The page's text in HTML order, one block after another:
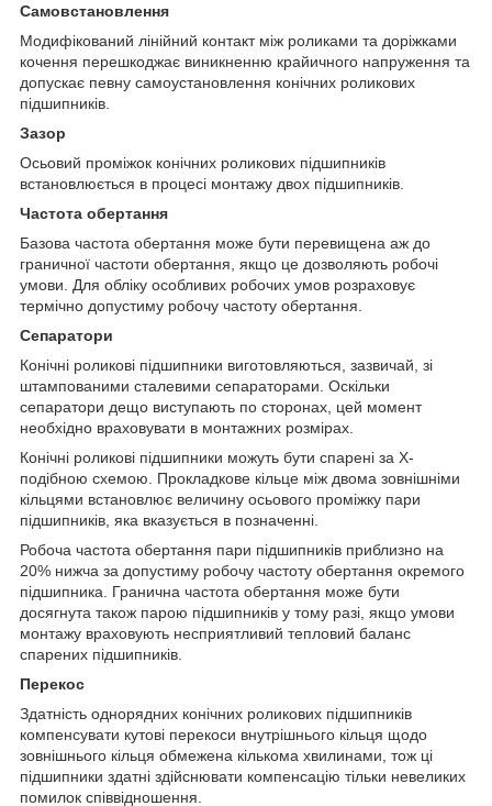
Самовстановлення
Модифікований лінійний контакт між роликами та доріжками
кочення перешкоджає виникненню крайичного напруження та
допускає певну самоустановлення конічних роликових
підшипників.
Зазор
Осьовий проміжок конічних роликових підшипників
встановлюється в процесі монтажу двох підшипників.
Частота обертання
Базова частота обертання може бути перевищена аж до
граничної частоти обертання, якщо це дозволяють робочі
умови. Для обліку особливих робочих умов розраховує
термічно допустиму робочу частоту обертання.
Сепаратори
Конічні роликові підшипники виготовляються, зазвичай, зі
штампованими сталевими сепараторами. Оскільки
сепаратори дещо виступають по сторонах, цей момент
необхідно враховувати в монтажних розмірах.
Конічні роликові підшипники можуть бути спарені за Х-
подібною схемою. Прокладкове кільце між двома зовнішніми
кільцями встановлює величину осьового проміжку пари
підшипників, яка вказується в позначенні.
Робоча частота обертання пари підшипників приблизно на
20% нижча за допустиму робочу частоту обертання окремого
підшипника. Гранична частота обертання може бути
досягнута також парою підшипників у тому разі, якщо умови
монтажу враховують несприятливий тепловий баланс
спарених підшипників.
Перекос
Здатність однорядних конічних роликових підшипників
компенсувати кутові перекоси внутрішнього кільця щодо
зовнішнього кільця обмежена кількома хвилинами, тож ці
підшипники здатні здійснювати компенсацію тільки невеликих
помилок співвідношення.